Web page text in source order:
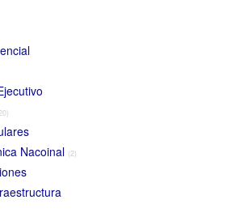
Nacoinal (2)